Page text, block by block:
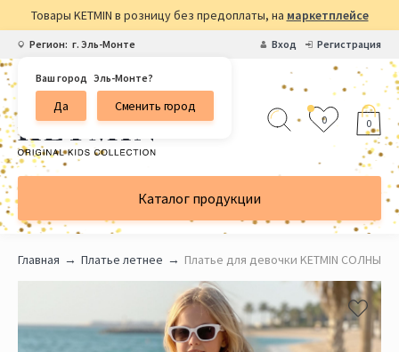
Товары KETMIN в розницу без предоплаты, на маркетплейсе
Регион: г. Эль-Монте
Ваш город Эль-Монте?
Да Сменить город
Вход Регистрация
0 0
Каталог продукции
Главная Платье летнее Платье для девочки KETMIN